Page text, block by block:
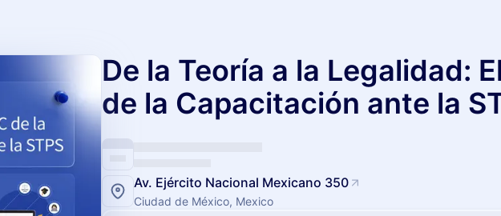
De la Teoría a la Legalidad:
de la Capacitación ante la
Av. Ejército Nacional Mexicano 350
Ciudad de México, Mexico